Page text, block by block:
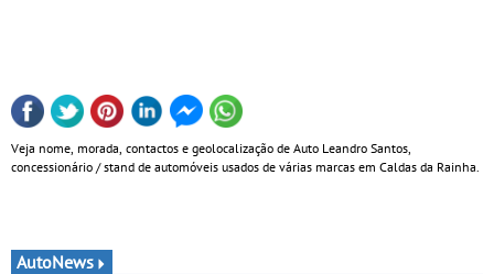
Veja nome, morada, contactos e geolocalização de Auto Leandro Santos,
concessionário / stand de automóveis usados de várias marcas em Caldas da Rainha.
AutoNews